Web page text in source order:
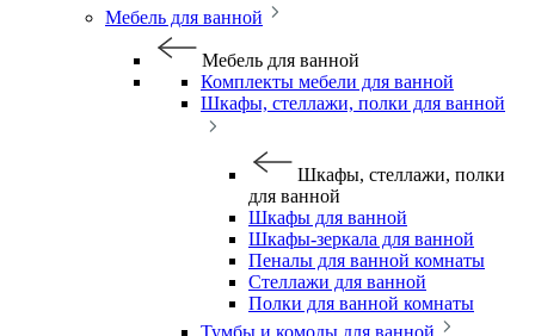
Мебель для ванной
Мебель для ванной
Комплекты мебели для ванной
Шкафы, стеллажи, полки для ванной
Шкафы, стеллажи, полки
для ванной
Шкафы для ванной
Шкафы-зеркала для ванной
Пеналы для ванной комнаты
Стеллажи для ванной
Полки для ванной комнаты
Тумбы и комоды для ванной